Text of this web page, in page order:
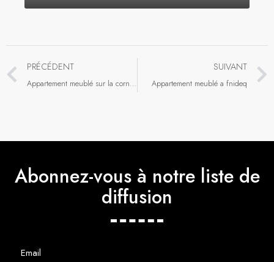
PRÉCÉDENT
Appartement meublé sur la corniche pour les vacances
SUIVANT
Appartement meublé a fnideq
Abonnez-vous à notre liste de
diffusion